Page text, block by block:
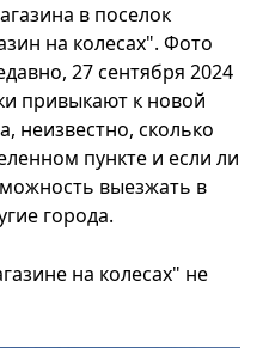
в поселок
на колесах". Фото
27 сентября 2024
привыкают к новой
неизвестно, сколько
пункте и если ли
выезжать в
города.
на колесах" не